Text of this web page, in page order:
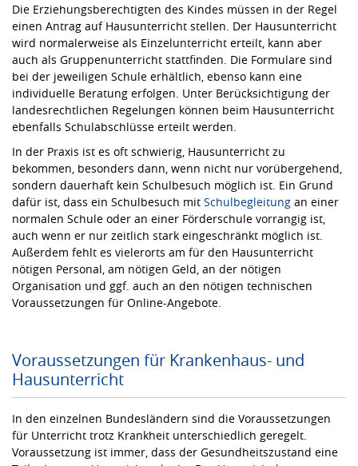
Die Erziehungsberechtigten des Kindes müssen in der Regel
einen Antrag auf Hausunterricht stellen. Der Hausunterricht
wird normalerweise als Einzelunterricht erteilt, kann aber
auch als Gruppenunterricht stattfinden. Die Formulare sind
bei der jeweiligen Schule erhältlich, ebenso kann eine
individuelle Beratung erfolgen. Unter Berücksichtigung der
landesrechtlichen Regelungen können beim Hausunterricht
ebenfalls Schulabschlüsse erteilt werden.
In der Praxis ist es oft schwierig, Hausunterricht zu
bekommen, besonders dann, wenn nicht nur vorübergehend,
sondern dauerhaft kein Schulbesuch möglich ist. Ein Grund
dafür ist, dass ein Schulbesuch mit Schulbegleitung an einer
normalen Schule oder an einer Förderschule vorrangig ist,
auch wenn er nur zeitlich stark eingeschränkt möglich ist.
Außerdem fehlt es vielerorts am für den Hausunterricht
nötigen Personal, am nötigen Geld, an der nötigen
Organisation und ggf. auch an den nötigen technischen
Voraussetzungen für Online-Angebote.
Voraussetzungen für Krankenhaus- und
Hausunterricht
In den einzelnen Bundesländern sind die Voraussetzungen
für Unterricht trotz Krankheit unterschiedlich geregelt.
Voraussetzung ist immer, dass der Gesundheitszustand eine